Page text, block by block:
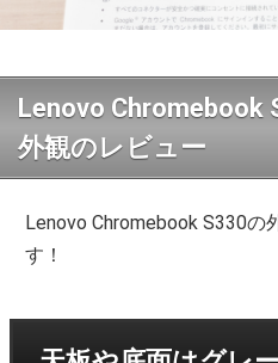
Lenovo Chromebook
外観のレビュー
Lenovo Chromebook S330の
す！